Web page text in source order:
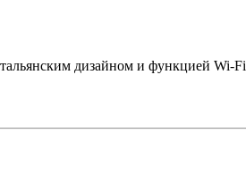
дизайном и функцией Wi-Fi